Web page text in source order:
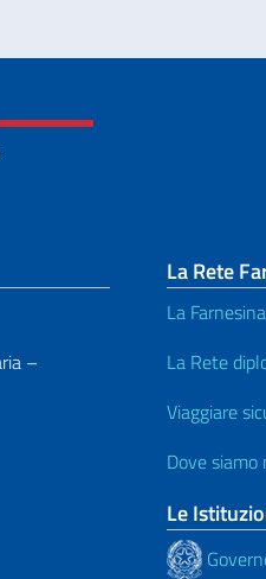
–
La Rete
La
La Rete
Viaggiare
Dove
Le